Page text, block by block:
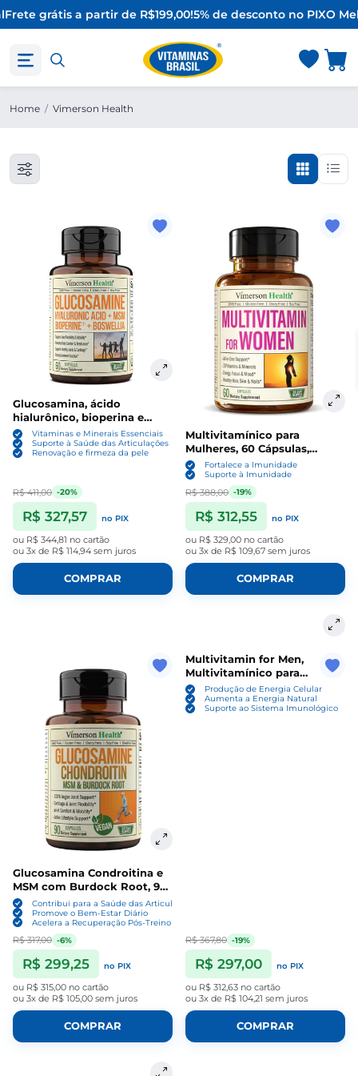
Frete grátis a partir de R$199,00!5% de desconto no PIXO
Home / Vimerson Health
Glucosamina, ácido
hialurônico, bioperina e
condroitina msm, 60
Cápsulas, Vimerson Health
Vitaminas e Minerais Essenciais
Suporte à Saúde das Articulações
Renovação e firmeza da pele
R$ 411,00 -20%
R$ 327,57 no PIX
ou R$ 344,81 no cartão
ou 3x de R$ 114,94 sem juros
COMPRAR
Multivitamínico para
Mulheres, 60 Cápsulas,
Vimerson Health
Fortalece a Imunidade
Suporte à Imunidade
R$ 388,00 -19%
R$ 312,55 no PIX
ou R$ 329,00 no cartão
ou 3x de R$ 109,67 sem juros
COMPRAR
Glucosamina Condroitina e
MSM com Burdock Root, 90
Cápsulas, Vimerson Health
Contribui para a Saúde das Articulações
Promove o Bem-Estar Diário
Acelera a Recuperação Pós-Treino
R$ 317,00 -6%
R$ 299,25 no PIX
ou R$ 315,00 no cartão
ou 3x de R$ 105,00 sem juros
COMPRAR
Multivitamin for Men,
Multivitamínico para
Homens com B12, A, D, C,
Zinco, Magnésio e Mais, 60
Cápsulas, Vimerson Health
Produção de Energia Celular
Aumenta a Energia Natural
Suporte ao Sistema Imunológico
R$ 367,80 -19%
R$ 297,00 no PIX
ou R$ 312,63 no cartão
ou 3x de R$ 104,21 sem juros
COMPRAR